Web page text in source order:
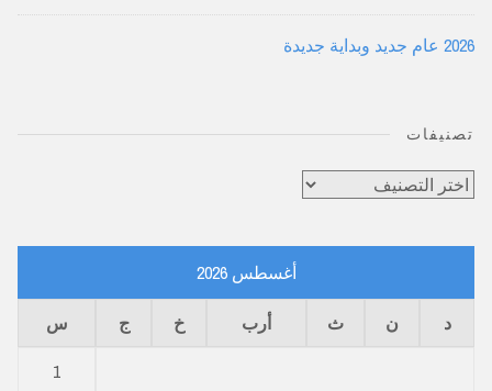
2026 عام جديد وبداية جديدة
تصنيفات
تصنيفات
أغسطس 2026
د ن ث أرب خ ج
س
1